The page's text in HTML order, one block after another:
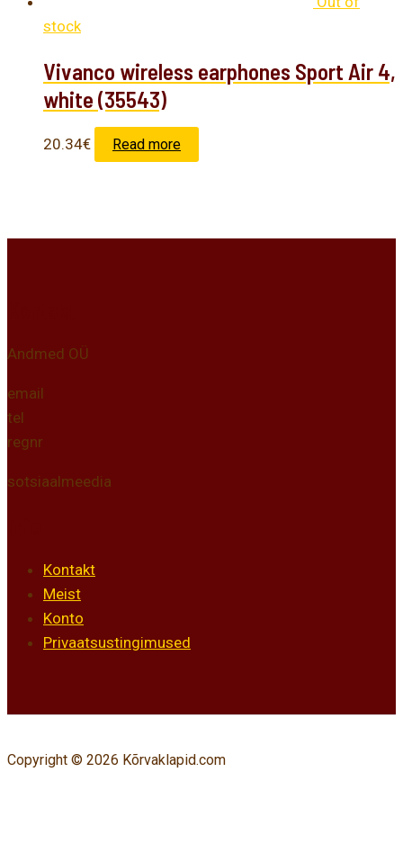
stock
Vivanco wireless earphones Sport Air 4,
white (35543)
20.34€ Read more
Andmed OÜ
email
tel
regnr
sotsiaalmeedia
Kontakt
Meist
Konto
Privaatsustingimused
Copyright © 2026 Kõrvaklapid.com